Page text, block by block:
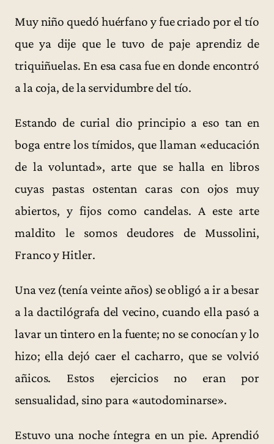
Muy niño quedó huérfano y fue criado por el tío
que ya dije que le tuvo de paje aprendiz de
triquiñuelas. En esa casa fue en donde encontró
a la coja, de la servidumbre del tío.
Estando de curial dio principio a eso tan en
boga entre los tímidos, que llaman «educación
de la voluntad», arte que se halla en libros
cuyas pastas ostentan caras con ojos muy
abiertos, y fijos como candelas. A este arte
maldito le somos deudores de Mussolini,
Franco y Hitler.
Una vez (tenía veinte años) se obligó a ir a besar
a la dactilógrafa del vecino, cuando ella pasó a
lavar un tintero en la fuente; no se conocían y lo
hizo; ella dejó caer el cacharro, que se volvió
añicos. Estos ejercicios no eran por
sensualidad, sino para «autodominarse».
Estuvo una noche íntegra en un pie. Aprendió